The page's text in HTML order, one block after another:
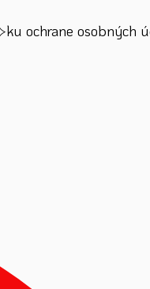
ochrane osobných